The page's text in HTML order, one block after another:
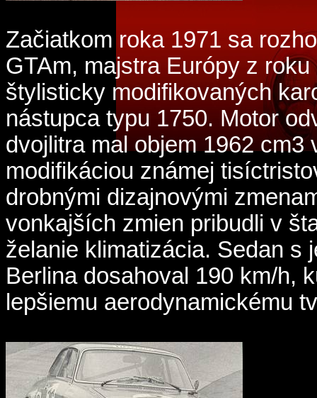
Začiatkom roka 1971 sa
GTAm, majstra Európy z
štylisticky modifikovaných
nástupca typu 1750. Motor
dvojlitra mal objem 1962
modifikáciou známej
drobnými dizajnovými
vonkajších zmien pribudli v
želanie klimatizácia. Sedan s
Berlina dosahoval 190 km/h,
lepšiemu aerodynamickému